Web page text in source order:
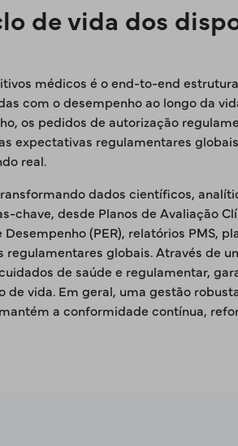
de vida dos
médicos é o end-to-end
com o desempenho ao longo da
os pedidos de autorização
expectativas regulamentares
real.
dados científicos,
desde Planos de Avaliação
(PER), relatórios PMS,
globais. Através de
de saúde e regulamentar,
vida. Em geral, uma gestão
a conformidade contínua,